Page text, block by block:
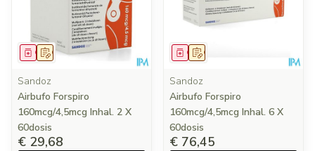
Op voorschrift
Geneesmiddel
Sandoz
Airbufo Forspiro
160mcg/4,5mcg Inhal. 2 X
60dosis
€ 29,68
Op voorschrift
Geneesmiddel
Sandoz
Airbufo Forspiro
160mcg/4,5mcg Inhal. 6 X
60dosis
€ 76,45